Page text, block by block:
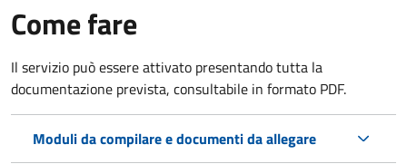
Come fare
Il servizio può essere attivato presentando tutta la
documentazione prevista, consultabile in formato PDF.
Moduli da compilare e documenti da allegare